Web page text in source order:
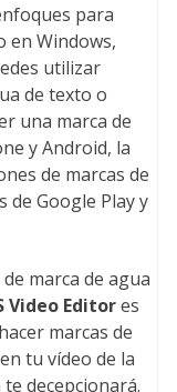
para
en Windows,
utilizar
de texto o
una marca de
y Android, la
de marcas de
de Google Play y
marca de agua
Video Editores
marcas de
tu vídeo de la
decepcionará.